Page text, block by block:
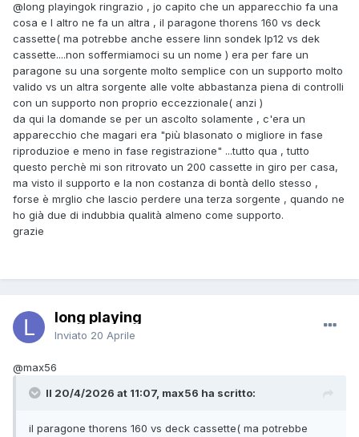
@long playingok ringrazio , jo capito che un apparecchio fa una
cosa e l altro ne fa un altra , il paragone thorens 160 vs deck
cassette( ma potrebbe anche essere linn sondek lp12 vs dek
cassette....non soffermiamoci su un nome ) era per fare un
paragone su una sorgente molto semplice con un supporto molto
valido vs un altra sorgente alle volte abbastanza piena di controlli
con un supporto non proprio eccezzionale( anzi )
da qui la domande se per un ascolto solamente , c'era un
apparecchio che magari era "più blasonato o migliore in fase
riproduzioe e meno in fase registrazione" ...tutto qua , tutto
questo perchè mi son ritrovato un 200 cassette in giro per casa,
ma visto il supporto e la non costanza di bontà dello stesso ,
forse è mrglio che lascio perdere una terza sorgente , quando ne
ho già due di indubbia qualità almeno come supporto.
grazie
long playing
Inviato 20 Aprile
@max56
Il 20/4/2026 at 11:07, max56 ha scritto:
il paragone thorens 160 vs deck cassette( ma potrebbe